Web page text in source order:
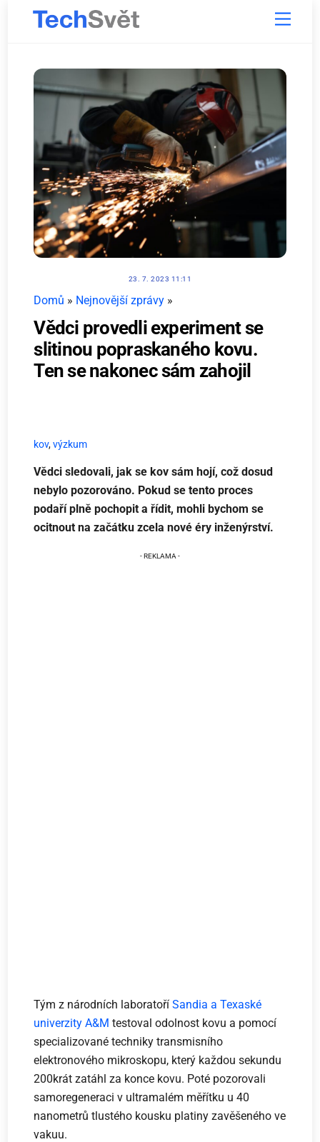
Menu
23. 7. 2023 11:11
Domů » Nejnovější zprávy »
Vědci provedli experiment se
slitinou popraskaného kovu.
Ten se nakonec sám zahojil
kov,výzkum
Vědci sledovali, jak se kov sám hojí, což dosud
nebylo pozorováno. Pokud se tento proces
podaří plně pochopit a řídit, mohli bychom se
ocitnout na začátku zcela nové éry inženýrství.
Tým z národních laboratoříSandia a Texaské
univerzity A&M testoval odolnost kovu a pomocí
specializované techniky transmisního
elektronového mikroskopu, který každou sekundu
200krát zatáhl za konce kovu. Poté pozorovali
samoregeneraci v ultramalém měřítku u 40
nanometrů tlustého kousku platiny zavěšeného ve
vakuu.